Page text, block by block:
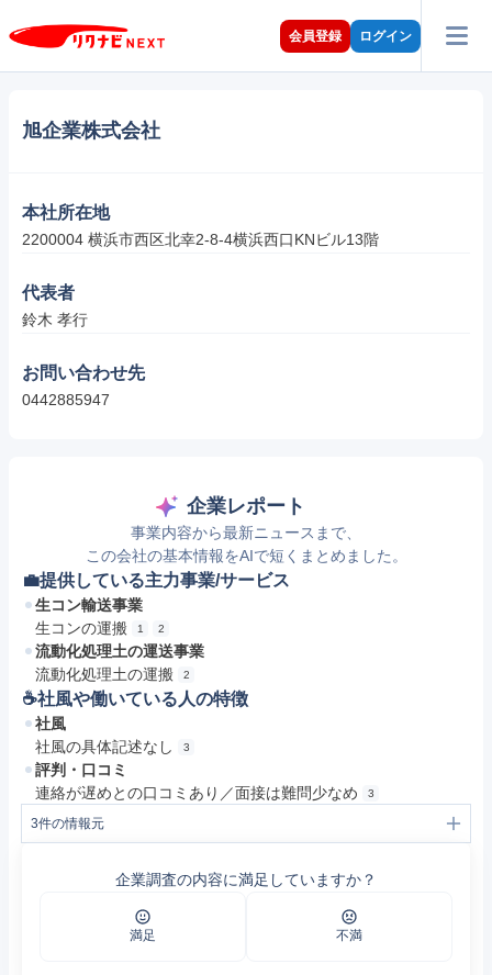
会員登録 ログイン
旭企業株式会社
本社所在地
2200004 横浜市西区北幸2-8-4横浜西口KNビル13階
代表者
鈴木 孝行
お問い合わせ先
0442885947
企業レポート
事業内容から最新ニュースまで、
この会社の基本情報をAIで短くまとめました。
💼提供している主力事業/サービス
生コン輸送事業
生コンの運搬
1 2
流動化処理土の運送事業
流動化処理土の運搬
2
☕️社風や働いている人の特徴
社風
社風の具体記述なし
3
評判・口コミ
連絡が遅めとの口コミあり／面接は難問少なめ
3
3件の情報元
https://jobtalk.jp/companies/379922/answers
企業調査の内容に満足していますか？
満足 不満